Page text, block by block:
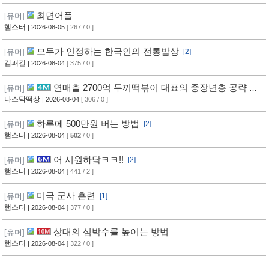
[유머] 최면어플
햄스터 | 2026-08-05 [ 267 / 0 ]
[유머] 모두가 인정하는 한국인의 전통밥상
[2]
김괘걸
| 2026-08-04 [ 375 / 0 ]
[유머]
연매출 2700억 두끼떡볶이 대표의 중장년층 공략 방
법
나스닥떡상 | 2026-08-04 [ 306 / 0 ]
[유머] 하루에 500만원 버는 방법
[2]
햄스터
| 2026-08-04 [ 502 / 0 ]
[유머] 어 시원하닼ㅋㅋ!!
[2]
햄스터
| 2026-08-04 [ 441 / 2 ]
[유머] 미국 군사 훈련
[1]
햄스터
| 2026-08-04 [ 377 / 0 ]
[유머] 상대의 심박수를 높이는 방법
햄스터 | 2026-08-04 [ 322 / 0 ]